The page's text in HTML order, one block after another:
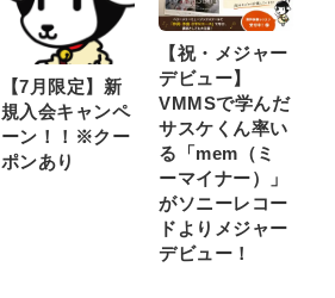
【7月限定】新
規入会キャンペ
ーン！！※クー
ポンあり
【祝・メジャー
デビュー】
VMMSで学んだ
サスケくん率い
る「mem（ミ
ーマイナー）」
がソニーレコー
ドよりメジャー
デビュー！